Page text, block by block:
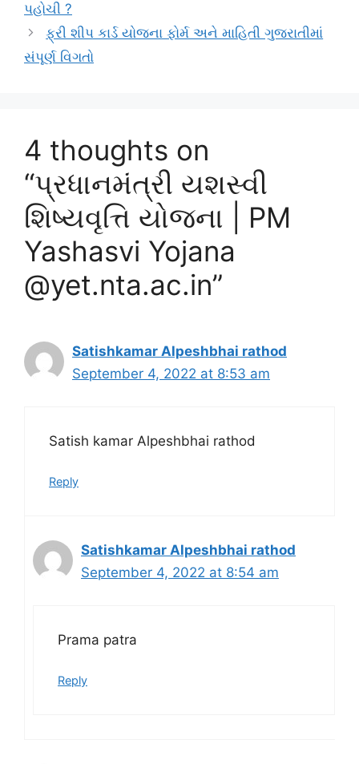
પહોચી ?
ફ્રી શીપ કાર્ડ યોજના ફોર્મ અને માહિતી ગુજરાતીમાં
સંપૂર્ણ વિગતો
4 thoughts on
“પ્રધાનમંત્રી યશસ્વી
શિષ્યવૃત્તિ યોજના | PM
Yashasvi Yojana
@yet.nta.ac.in”
Satishkamar Alpeshbhai rathod
September 4, 2022 at 8:53 am
Satish kamar Alpeshbhai rathod
Reply
Satishkamar Alpeshbhai rathod
September 4, 2022 at 8:54 am
Prama patra
Reply